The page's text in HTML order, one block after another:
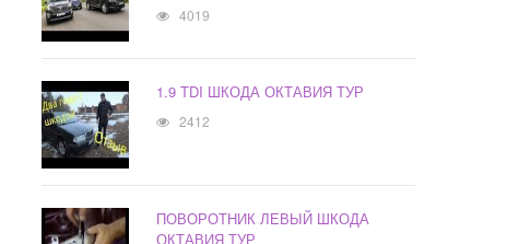
4019
1.9 TDI ШКОДА ОКТАВИЯ ТУР
2412
ПОВОРОТНИК ЛЕВЫЙ ШКОДА
ОКТАВИЯ ТУР